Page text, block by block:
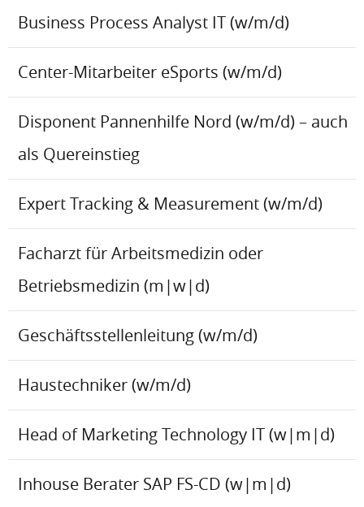
Business Process Analyst IT (w/m/d)
Center-Mitarbeiter eSports (w/m/d)
Disponent Pannenhilfe Nord (w/m/d) – auch
als Quereinstieg
Expert Tracking & Measurement (w/m/d)
Facharzt für Arbeitsmedizin oder
Betriebsmedizin (m|w|d)
Geschäftsstellenleitung (w/m/d)
Haustechniker (w/m/d)
Head of Marketing Technology IT (w|m|d)
Inhouse Berater SAP FS-CD (w|m|d)